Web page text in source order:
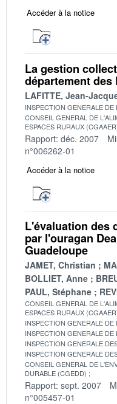
Accéder à la notice
La gestion
département des
LAFITTE, Jean-
INSPECTION GENERALE
CONSEIL GENERAL DE
ESPACES RURAUX
Rapport: déc. 2007
n°006262-01
Accéder à la notice
L'évaluation des
par l'ouragan
Guadeloupe
JAMET, Christian
BOLLIET, Anne
PAUL, Stéphane
CONSEIL GENERAL DE
ESPACES RURAUX
INSPECTION GENERALE
INSPECTION GENERALE
INSPECTION GENERALE
INSPECTION GENERALE
CONSEIL GENERAL DE
DURABLE (CGEDD)
Rapport: sept. 2007
n°005457-01